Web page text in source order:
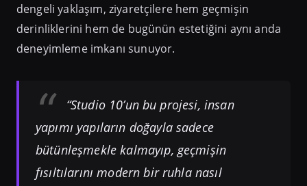
dengeli yaklaşım, ziyaretçilere hem geçmişin
derinliklerini hem de bugünün estetiğini aynı anda
deneyimleme imkanı sunuyor.
“Studio 10’un bu projesi, insan
yapımı yapıların doğayla sadece
bütünleşmekle kalmayıp, geçmişin
fısıltılarını modern bir ruhla nasıl